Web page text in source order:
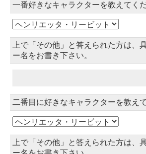
一番好きなキャラクターを教えてくだ
上で「その他」と答えられた方は、
ー名をお書き下さい。
二番目に好きなキャラクターを教え
上で「その他」と答えられた方は、